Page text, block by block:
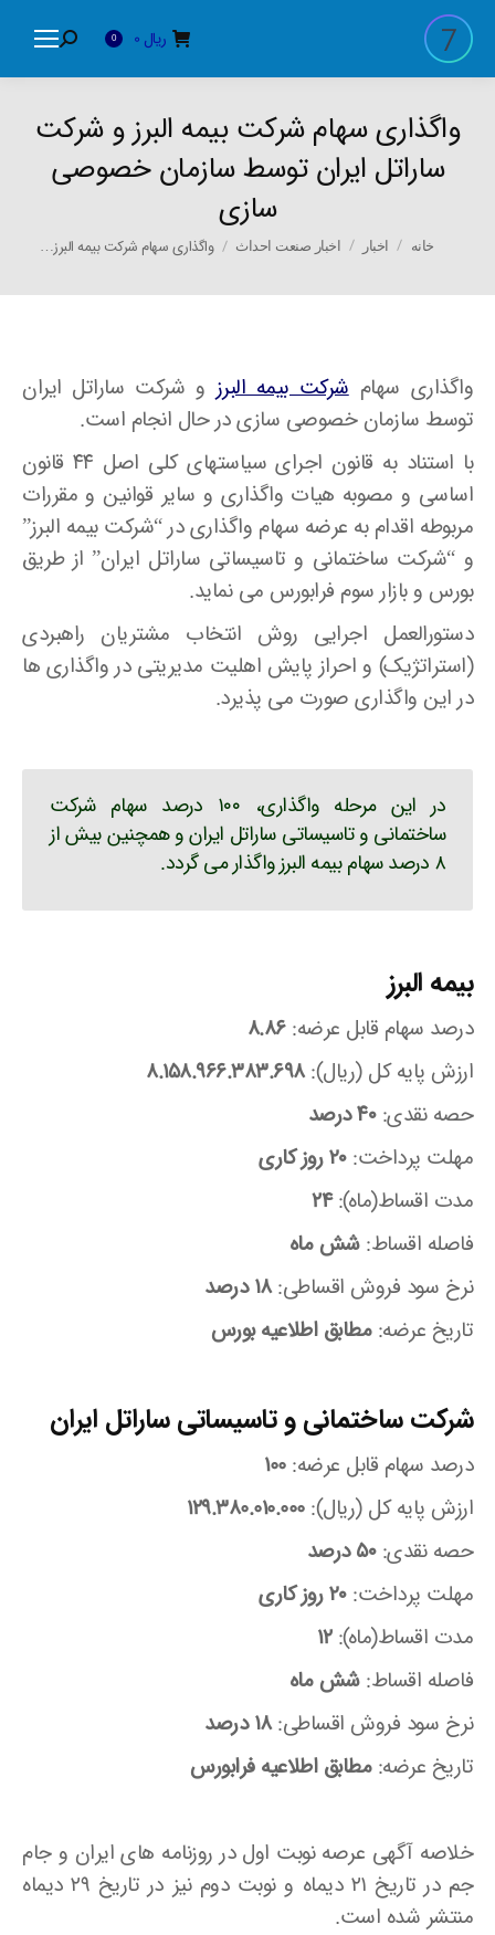
ریال 0
Search:
واگذاری سهام شرکت بیمه البرز و شرکت
ساراتل ایران توسط سازمان خصوصی
سازی
You are here:
خانه اخبار اخبار صنعت احداث واگذاری سهام شرکت بیمه البرز…
واگذاری سهامشرکت بیمه البرزو شرکت ساراتل ایران
توسط سازمان خصوصی سازی در حال انجام است.
با استناد به قانون اجرای سیاستهای کلی اصل ۴۴ قانون
اساسی و مصوبه هیات واگذاری و سایر قوانین و مقررات
مربوطه اقدام به عرضه سهام واگذاری در “شرکت بیمه البرز”
و “شرکت ساختمانی و تاسیساتی ساراتل ایران” از طریق
بورس و بازار سوم فرابورس می نماید.
دستورالعمل اجرایی روش انتخاب مشتریان راهبردی
(استراتژیک) و احراز پایش اهلیت مدیریتی در واگذاری ها
در این واگذاری صورت می پذیرد.
در این مرحله واگذاری، ۱۰۰ درصد سهام شرکت
ساختمانی و تاسیساتی ساراتل ایران و همچنین بیش از
۸ درصد سهام بیمه البرز واگذار می گردد.
بیمه البرز
درصد سهام قابل عرضه:8.86
ارزش پایه کل (ریال):8.158.966.383.698
حصه نقدی:۴۰ درصد
مهلت پرداخت:۲۰ روز کاری
مدت اقساط(ماه):24
فاصله اقساط:شش ماه
نرخ سود فروش اقساطی:۱۸ درصد
تاریخ عرضه:مطابق اطلاعیه بورس
شرکت ساختمانی و تاسیساتی ساراتل ایران
درصد سهام قابل عرضه: 100
ارزش پایه کل (ریال):129.380.010.000
حصه نقدی:۵۰ درصد
مهلت پرداخت: ۲۰ روز کاری
مدت اقساط(ماه): 12
فاصله اقساط:شش ماه
نرخ سود فروش اقساطی:۱۸ درصد
تاریخ عرضه:مطابق اطلاعیه فرابورس
خلاصه آگهی عرصه نوبت اول در روزنامه های ایران و جام
جم در تاریخ ۲۱ دیماه و نوبت دوم نیز در تاریخ ۲۹ دیماه
منتشر شده است.